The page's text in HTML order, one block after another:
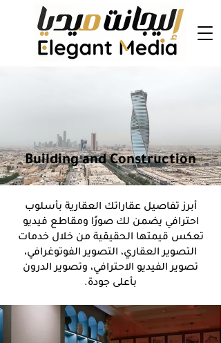
Building and Construction
أبرز تفاصيل عقاراتك العقارية بأسلوب
احترافي يضمن لك صورًا ومقاطع فيديو
تعكس قيمتها الحقيقية من خلال خدمات
التصوير العقاري، التصوير الفوتوغرافي،
تصوير الفيديو الاحترافي، وتصوير الدرون
بأعلى جودة.